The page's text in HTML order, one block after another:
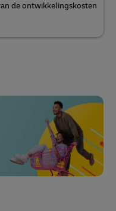
de ontwikkelingskosten